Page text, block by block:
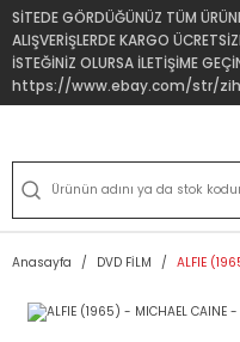
SİTEDE GÖRDÜĞÜNÜZ TÜM
ALIŞVERİŞLERDE KARGO
İSTEĞİNİZ OLURSA İLETİŞİME
https://www.ebay.com/str/
Anasayfa DVD FİLM ALFIE